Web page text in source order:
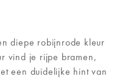
diepe robijnrode kleur
vind je rijpe bramen,
een duidelijke hint van